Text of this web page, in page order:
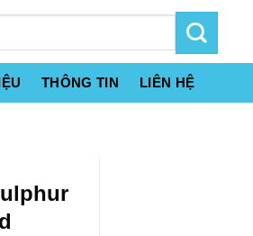
THÔNG TIN LIÊN HỆ